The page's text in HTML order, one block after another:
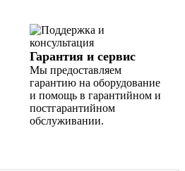
Гарантия и сервис
Мы предоставляем
гарантию на оборудование
и помощь в гарантийном и
постгарантийном
обслуживании.